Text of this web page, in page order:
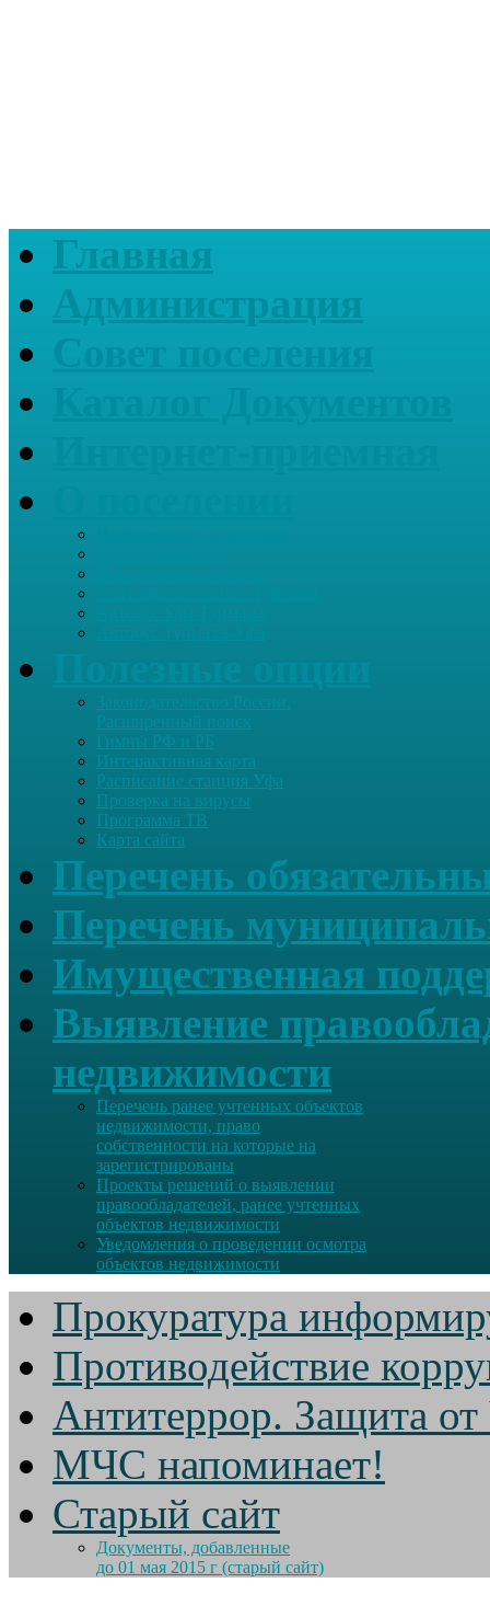
Главная
Администрация
Гимны РФ и РБ
Интерактивная карта
Расписание станция Уфа
Проверка на вирусы
Программа ТВ
Карта сайта
Перечень
Перечень
Имущественная
Выявление
недвижимости
Перечень ранее учтенных объектов
недвижимости, право
собственности на которые на
зарегистрированы
Проекты решений о выявлении
правообладателей, ранее учтенных
объектов недвижимости
Уведомления о проведении осмотра
объектов недвижимости
Прокуратура
Противодействие
Антитеррор. Защита
МЧС напоминает!
Старый сайт
Документы, добавленные
до 01 мая 2015 г (старый сайт)